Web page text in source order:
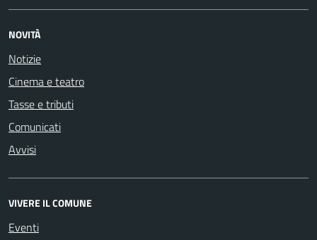
NOVITÀ
Notizie
Cinema e teatro
Tasse e tributi
Comunicati
Avvisi
VIVERE IL COMUNE
Eventi